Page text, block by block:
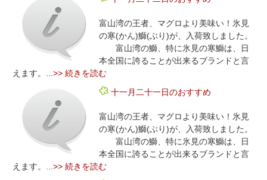
富山湾の王者、マグロより美味い！氷見
の寒(かん)鰤(ぶり)が、入荷致しました。
富山湾の鰤、特に氷見の寒鰤は、日
本全国に誇ることが出来るブランドと言
えます。...>> 続きを読む
十一月二十一日のおすすめ
富山湾の王者、マグロより美味い！氷見
の寒(かん)鰤(ぶり)が、入荷致しました。
富山湾の鰤、特に氷見の寒鰤は、日
本全国に誇ることが出来るブランドと言
えます。...>> 続きを読む